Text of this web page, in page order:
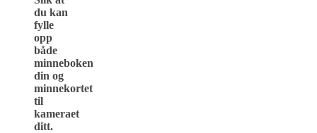
du kan
fylle
opp
både
minneboken
din og
minnekortet
til
kameraet
ditt.